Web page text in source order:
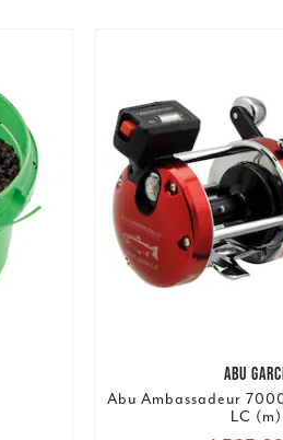
ABU
Abu Ambassadeur
LC